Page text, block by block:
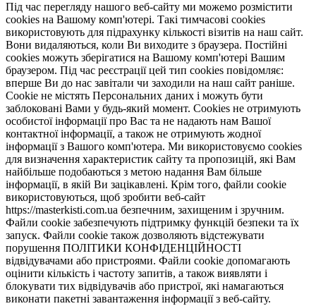
Під час перегляду нашого веб-сайту ми можемо розмістити
cookies на Вашому комп'ютері. Такі тимчасові cookies
використовують для підрахунку кількості візитів на наш сайт.
Вони видаляються, коли Ви виходите з браузера. Постійні
cookies можуть зберігатися на Вашому комп'ютері Вашим
браузером. Під час реєстрації цей тип cookies повідомляє:
вперше Ви до нас завітали чи заходили на наш сайт раніше.
Cookie не містять Персональних даних і можуть бути
заблоковані Вами у будь-який момент. Сookies не отримують
особистої інформації про Вас та не надають нам Вашої
контактної інформації, а також не отримують жодної
інформації з Вашого комп'ютера. Ми використовуємо cookies
для визначення характеристик сайту та пропозицій, які Вам
найбільше подобаються з метою надання Вам більше
інформації, в якій Ви зацікавлені. Крім того, файли cookie
використовуються, щоб зробити веб-сайт
https://masterkisti.com.ua безпечним, захищеним і зручним.
Файли cookie забезпечують підтримку функцій безпеки та їх
запуск. Файли cookie також дозволяють відстежувати
порушення ПОЛІТИКИ КОНФІДЕНЦІЙНОСТІ
відвідувачами або пристроями. Файли cookie допомагають
оцінити кількість і частоту запитів, а також виявляти і
блокувати тих відвідувачів або пристрої, які намагаються
виконати пакетні завантаження інформації з веб-сайту.